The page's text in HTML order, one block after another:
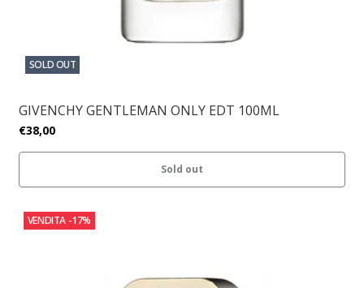
SOLD OUT
GIVENCHY GENTLEMAN ONLY EDT 100ML
€38,00
Sold out
VENDITA -17%